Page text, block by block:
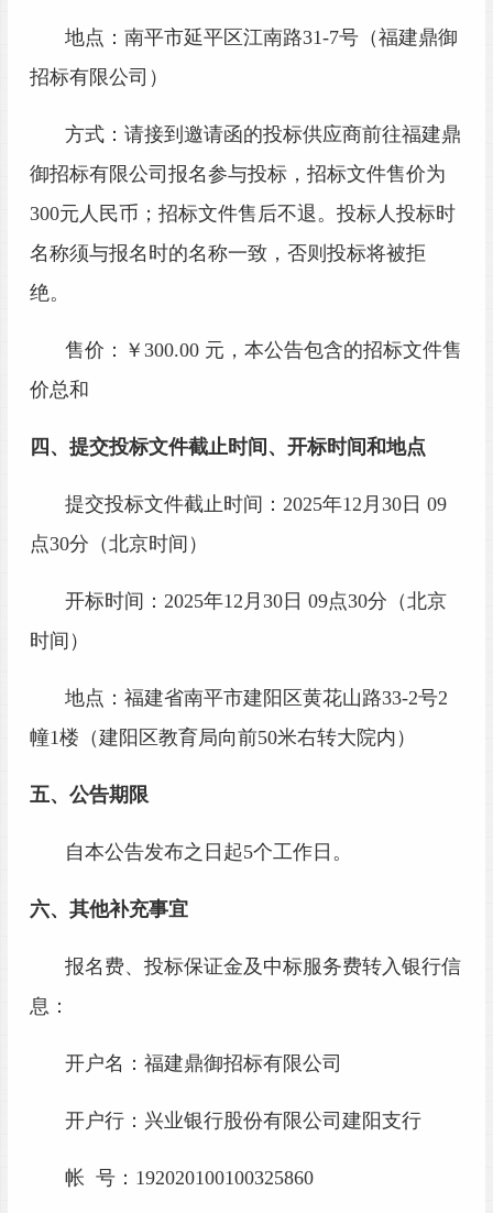
地点： 南平市延平区江南路31-7号（福建鼎御
招标有限公司）
方式：请接到邀请函的投标供应商前往福建鼎
御招标有限公司报名参与投标，招标文件售价为
300元人民币；招标文件售后不退。投标人投标时
名称须与报名时的名称一致，否则投标将被拒
绝。
售价：￥ 300.00 元，本公告包含的招标文件售
价总和
四、提交投标文件截止时间、开标时间和地点
提交投标文件截止时间： 2025年12 月 30日 09
点30分（北京时间）
开标时间： 2025年12 月 30日 09点30分（北京
时间）
地点： 福建省南平市建阳区黄花山路33-2号2
幢1楼 （建阳区教育局向前50米右转大院内 ）
五、公告期限
自本公告发布之日起5个工作日。
六、其他补充事宜
报名费、 投标保证金及中标服务费转入银行信
息：
开户名： 福建鼎御招标有限公司
开户行： 兴业银行股份有限公司建阳支行
帐 号： 192020100100325860